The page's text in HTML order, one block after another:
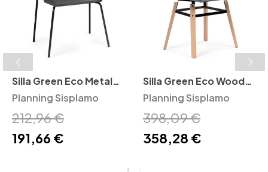
Silla Green Eco Metal
Planning Sisplamo
Planning Sisplamo
212,96 €
191,66 €
Silla Green Eco Wood
Planning Sisplamo
Planning Sisplamo
398,09 €
358,28 €